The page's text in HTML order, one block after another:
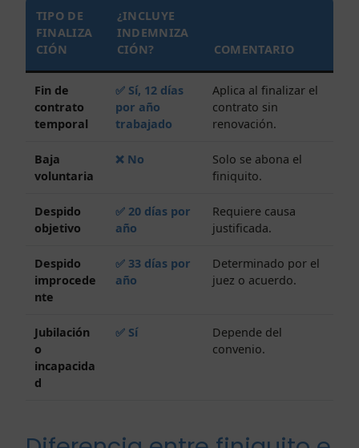
TIPO DE
FINALIZA
CIÓN
¿INCLUYE
INDEMNIZA
CIÓN?
COMENTARIO
Fin de
contrato
temporal
✅ Sí, 12 días
por año
trabajado
Aplica al finalizar el
contrato sin
renovación.
Baja
voluntaria
❌ No
Solo se abona el
finiquito.
Despido
objetivo
✅ 20 días por
año
Requiere causa
justificada.
Despido
improcede
nte
✅ 33 días por
año
Determinado por el
juez o acuerdo.
Jubilación
o
incapacida
d
✅ Sí
Depende del
convenio.